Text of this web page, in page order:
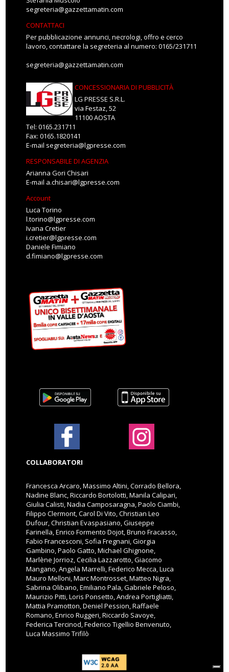
segreteria@gazzettamatin.com
CONTATTACI
Per pubblicazione annunci, necrologi, offro e cerco
lavoro, contattare la segreteria al numero: 0165/231711
segreteria@gazzettamatin.com
CONCESSIONARIA DI PUBBLICITÀ
LG PRESSE S.R.L.
via Festaz, 52
11100 AOSTA
Tel: 0165.231711
Fax: 0165.1820141
E-mail segreteria@lgpresse.com
RESPONSABILE DI AGENZIA
Arianna Gori Chisari
E-mail a.chisari@lgpresse.com
Account
Luca Torino
l.torino@lgpresse.com
Ivana Cretier
i.cretier@lgpresse.com
Daniele Fimiano
d.fimiano@lgpresse.com
COLLABORATORI
Francesca Arcaro, Massimo Altini, Corrado Bellora,
Nadine Blanc, Riccardo Bortolotti, Manila Calipari,
Giulia Calisti, Nadia Camposaragna, Paolo Ciambi,
Filippo Clermont, Carol Di Vito, Christian Leo
Dufour, Christian Evaspasiano, Giuseppe
Farinella, Enrico Formento Dojot, Bruno Fracasso,
Fabio Francesconi, Sofia Fregnani, Giorgia
Gambino, Paolo Gatto, Michael Ghignone,
Marlène Jorrioz, Cecilia Lazzarotto, Giacomo
Mangano, Angela Marrelli, Federico Mecca, Luca
Mauro Melloni, Marc Montrosset, Matteo Nigra,
Sabrina Olibano, Emiliano Pala, Gabriele Peloso,
Maurizio Pitti, Loris Ponsetto, Andrea Portigliatti,
Mattia Pramotton, Deniel Pession, Raffaele
Romano, Enrico Ruggeri, Riccardo Savoye,
Federica Tercinod, Federico Tigellio Benvenuto,
Luca Massimo Trifilò